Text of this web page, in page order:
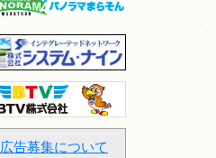
広告募集について